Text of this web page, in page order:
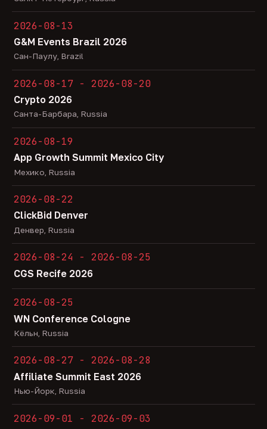
2026-08-13
G&M Events Brazil 2026
Сан-Паулу, Brazil
2026-08-17 - 2026-08-20
Crypto 2026
Санта-Барбара, Russia
2026-08-19
App Growth Summit Mexico City
Мехико, Russia
2026-08-22
ClickBid Denver
Денвер, Russia
2026-08-24 - 2026-08-25
CGS Recife 2026
2026-08-25
WN Conference Cologne
Кёльн, Russia
2026-08-27 - 2026-08-28
Affiliate Summit East 2026
Нью-Йорк, Russia
2026-09-01 - 2026-09-03